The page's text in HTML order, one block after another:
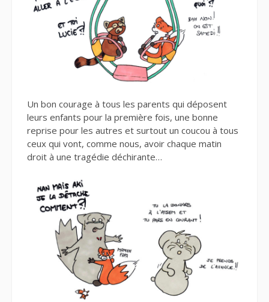
Un bon courage à tous les parents qui déposent
leurs enfants pour la première fois, une bonne
reprise pour les autres et surtout un coucou à tous
ceux qui vont, comme nous, avoir chaque matin
droit à une tragédie déchirante…